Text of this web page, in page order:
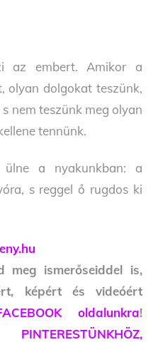
az embert. Amikor a
olyan dolgokat teszünk,
nem teszünk meg olyan
tennünk.
ülne a nyakunkban: a
s reggel ő rugdos ki
meg ismerőseiddel is,
képért és videóért
oldalunkra!
PINTERESTÜNKHÖZ,